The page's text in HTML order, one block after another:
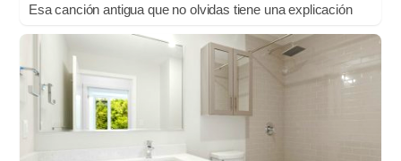
Esa canción antigua que no olvidas tiene una explicación